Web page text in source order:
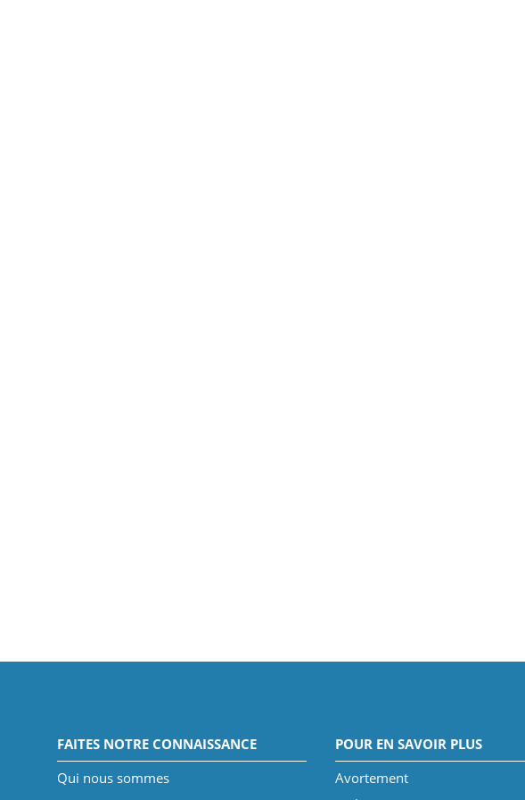
FAITES NOTRE CONNAISSANCE
Qui nous sommes
POUR EN SAVOIR PLUS
Avortement